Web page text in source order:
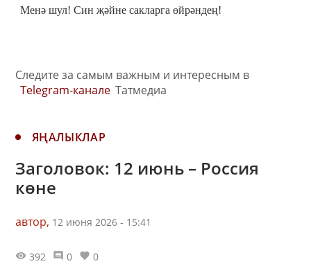
Менә шул! Син җәйне сакларга өйрәндең!
Следите за самым важным и интересным в
Telegram-канале Татмедиа
ЯҢАЛЫКЛАР
Заголовок: 12 июнь – Россия
көне
автор, 12 июня 2026 - 15:41
392 0 0